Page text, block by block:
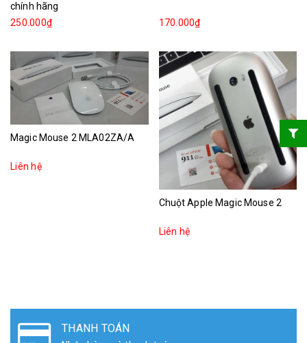
chính hãng
250.000₫
170.000₫
Magic Mouse 2 MLA02ZA/A
Liên hệ
Chuột Apple Magic Mouse 2
Liên hệ
THANH TOÁN